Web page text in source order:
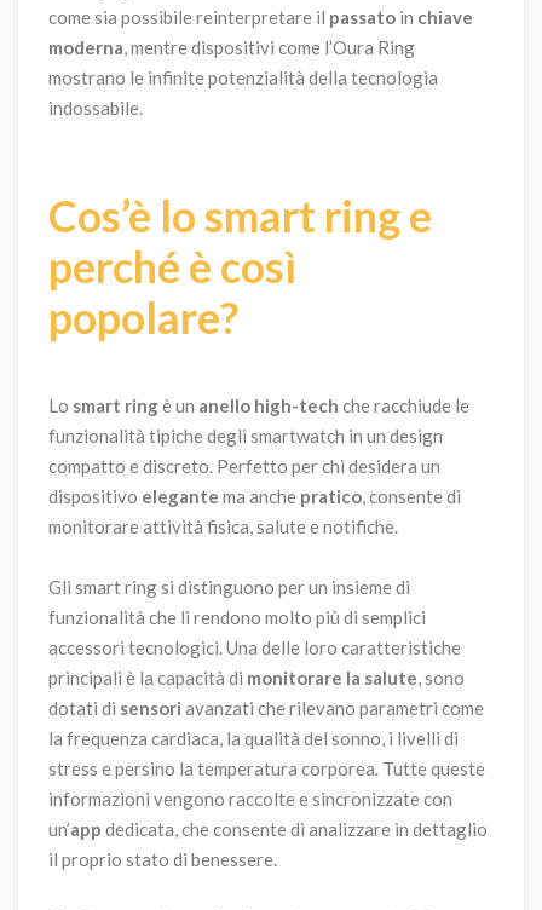
come sia possibile reinterpretare il passato in chiave
moderna, mentre dispositivi come l’Oura Ring
mostrano le infinite potenzialità della tecnologia
indossabile.
Cos’è lo smart ring e
perché è così
popolare?
Lo smart ringè un anello high-tech che racchiude le
funzionalità tipiche degli smartwatch in un design
compatto e discreto. Perfetto per chi desidera un
dispositivo elegante ma anche pratico, consente di
monitorare attività fisica, salute e notifiche.
Gli smart ring si distinguono per un insieme di
funzionalità che li rendono molto più di semplici
accessori tecnologici. Una delle loro caratteristiche
principali è la capacità di monitorare la salute, sono
dotati di sensori avanzati che rilevano parametri come
la frequenza cardiaca, la qualità del sonno, i livelli di
stress e persino la temperatura corporea. Tutte queste
informazioni vengono raccolte e sincronizzate con
un’app dedicata, che consente di analizzare in dettaglio
il proprio stato di benessere.